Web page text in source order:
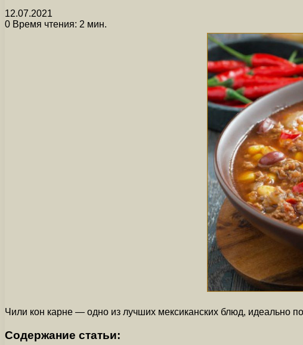
12.07.2021
0 Время чтения: 2 мин.
Чили кон карне — одно из лучших мексиканских блюд, идеально
Содержание статьи: